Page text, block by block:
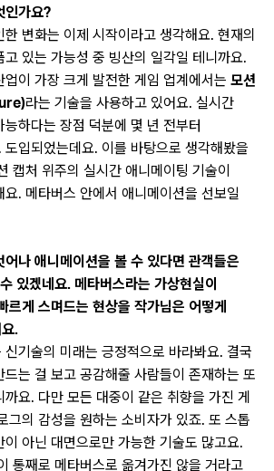
인가요?
한 변화는 이제 시작이라고 생각해요. 현재의
고 있는 가능성 중 빙산의 일각일 테니까요.
업이 가장 크게 발전한 게임 업계에서는 모션
라는 기술을 사용하고 있어요. 실시간
하다는 장점 덕분에 몇 년 전부터
도입되었는데요. 이를 바탕으로 생각해봤을
캡처 위주의 실시간 애니메이팅 기술이
. 메타버스 안에서 애니메이션을 선보일
어나 애니메이션을 볼 수 있다면 관객들은
있겠네요. 메타버스라는 가상현실이
르게 스며드는 현상을 작가님은 어떻게
.
신기술의 미래는 긍정적으로 바라봐요. 결국
드는 걸 보고 공감해줄 사람들이 존재하는 또
요. 다만 모든 대중이 같은 취향을 가진 게
그의 감성을 원하는 소비자가 있죠. 또 스톱
이 아닌 대면으로만 가능한 기술도 많고요.
통째로 메타버스로 옮겨가진 않을 거라고